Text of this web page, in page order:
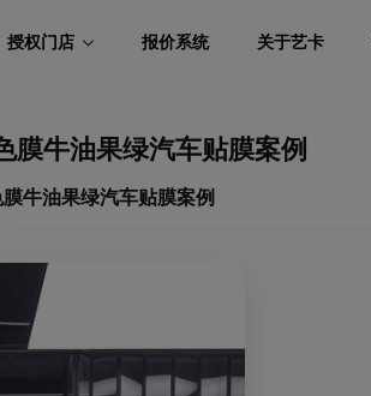
授权门店 报价系统 关于艺卡
膜牛油果绿汽车贴膜案例
牛油果绿汽车贴膜案例